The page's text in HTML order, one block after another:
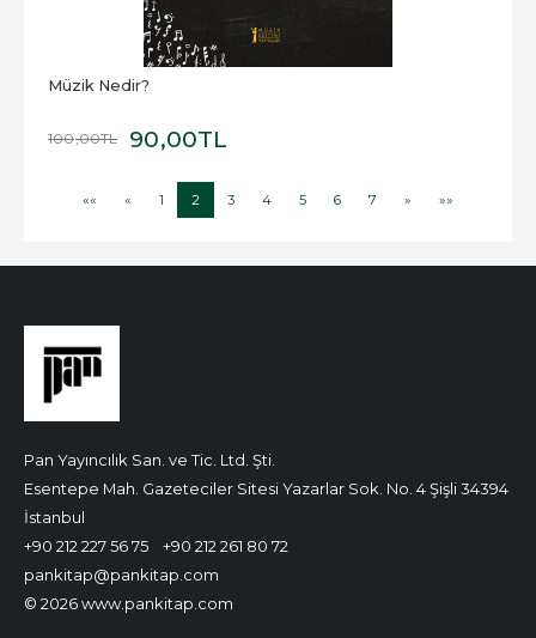
Müzik Nedir?
100,00TL 90,00TL
«« « 1 2 3 4 5 6 7 » »»
Pan Yayıncılık San. ve Tic. Ltd. Şti.
Esentepe Mah. Gazeteciler Sitesi Yazarlar Sok. No. 4 Şişli 34394
İstanbul
+90 212 227 56 75
+90 212 261 80 72
pankitap@pankitap.com
© 2026 www.pankitap.com